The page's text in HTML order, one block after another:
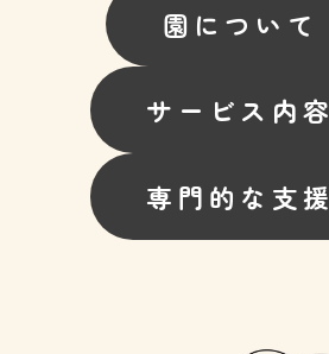
園について
サービス内容
専門的な支援